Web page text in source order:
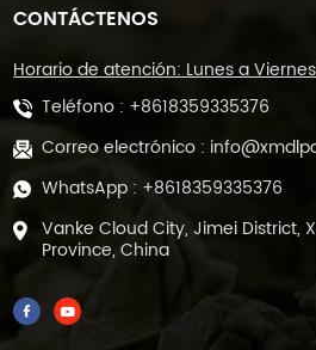
CONTÁCTENOS
Horario de atención: Lunes a
Teléfono : +8618359335376
Correo electrónico :
WhatsApp : +8618359335376
Vanke Cloud City, Jimei District,
Province, China